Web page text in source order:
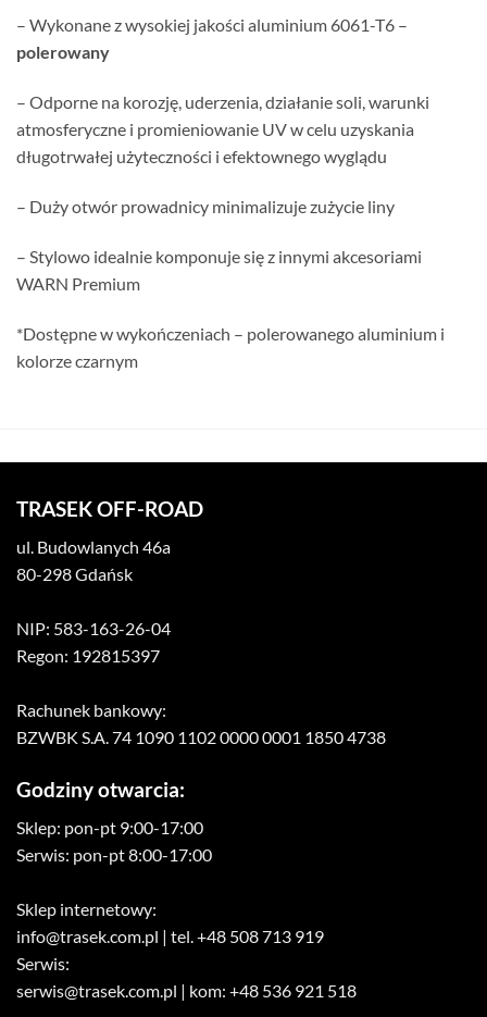
– Wykonane z wysokiej jakości aluminium 6061-T6 –
polerowany
– Odporne na korozję, uderzenia, działanie soli, warunki
atmosferyczne i promieniowanie UV w celu uzyskania
długotrwałej użyteczności i efektownego wyglądu
– Duży otwór prowadnicy minimalizuje zużycie liny
– Stylowo idealnie komponuje się z innymi akcesoriami
WARN Premium
*Dostępne w wykończeniach – polerowanego aluminium i
kolorze czarnym
TRASEK OFF-ROAD
ul. Budowlanych 46a
80-298 Gdańsk
NIP: 583-163-26-04
Regon: 192815397
Rachunek bankowy:
BZWBK S.A. 74 1090 1102 0000 0001 1850 4738
Godziny otwarcia:
Sklep: pon-pt 9:00-17:00
Serwis: pon-pt 8:00-17:00
Sklep internetowy:
info@trasek.com.pl | tel. +48 508 713 919
Serwis:
serwis@trasek.com.pl | kom: +48 536 921 518